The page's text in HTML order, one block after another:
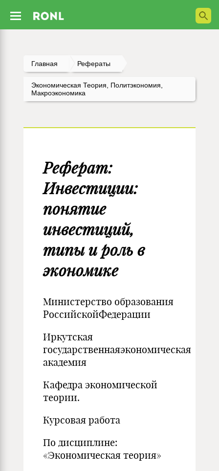
Главная Рефераты
Экономическая Теория, Политэкономия,
Макроэкономика
Реферат:
Инвестиции:
понятие
инвестиций,
типы и роль в
экономике
Министерство образования
РоссийскойФедерации
Иркутская
государственнаяэкономическая
академия
Кафедра экономической
теории.
Курсовая работа
По дисциплине:
«Экономическая теория»